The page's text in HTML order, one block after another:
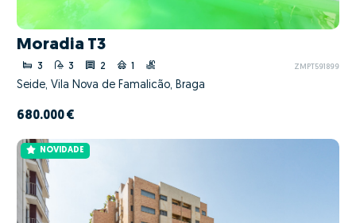
Moradia T3
3 3 2 1 ZMPT591899
Seide, Vila Nova de Famalicão, Braga
680.000 €
NOVIDADE